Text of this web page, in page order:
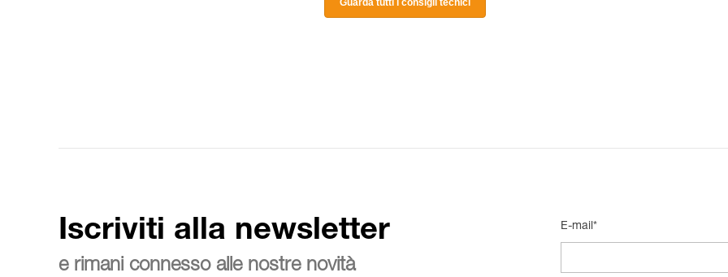
Iscriviti alla newsletter
e rimani connesso alle nostre novità
E-mail*